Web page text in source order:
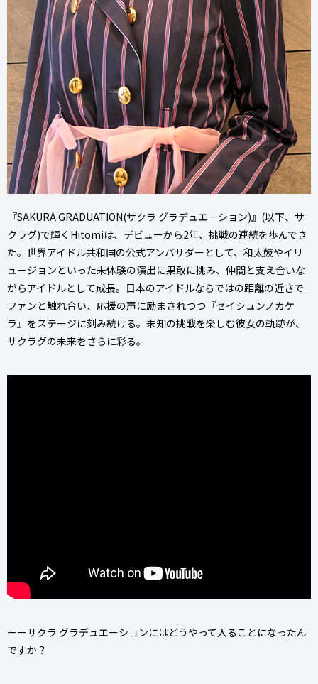
『SAKURA GRADUATION(サクラ グラデュエーション)』(以下、サ
クラグ)で輝くHitomiは、デビューから2年、挑戦の連続を歩んでき
た。世界アイドル共和国の公式アンバサダーとして、和太鼓やイリ
ュージョンといった未体験の演出に果敢に挑み、仲間と支え合いな
がらアイドルとして成長。日本のアイドルならではの距離の近さで
ファンと触れ合い、応援の声に励まされつつ『セイシュンノカケ
ラ』をステージに刻み続ける。未知の挑戦を楽しむ彼女の軌跡が、
サクラグの未来をさらに彩る。
ーーサクラ グラデュエーションにはどうやって入ることになったん
ですか？